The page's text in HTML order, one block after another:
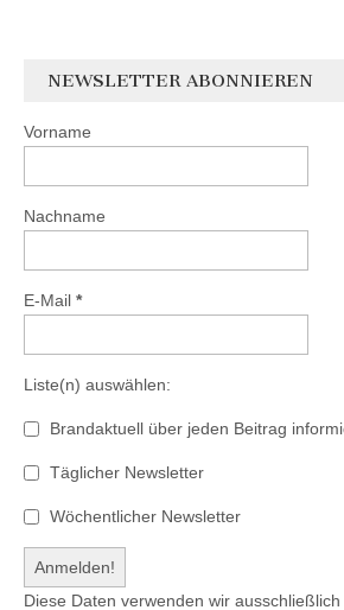
NEWSLETTER ABONNIEREN
Vorname
Nachname
E-Mail *
Liste(n) auswählen:
Brandaktuell über jeden Beitrag
Täglicher Newsletter
Wöchentlicher Newsletter
Diese Daten verwenden wir